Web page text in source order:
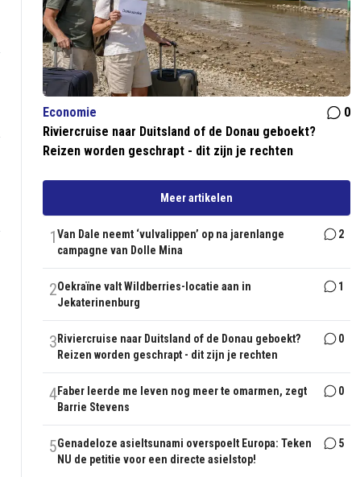
Economie
0
Riviercruise naar Duitsland of de Donau geboekt?
Reizen worden geschrapt - dit zijn je rechten
Meer artikelen
1Van Dale neemt ‘vulvalippen’ op na jarenlange
campagne van Dolle Mina
2
2Oekraïne valt Wildberries-locatie aan in
Jekaterinenburg
1
3 Riviercruise naar Duitsland of de Donau geboekt?
Reizen worden geschrapt - dit zijn je rechten
0
4Faber leerde me leven nog meer te omarmen, zegt
Barrie Stevens
0
5Genadeloze asieltsunami overspoelt Europa: Teken
NU de petitie voor een directe asielstop!
5